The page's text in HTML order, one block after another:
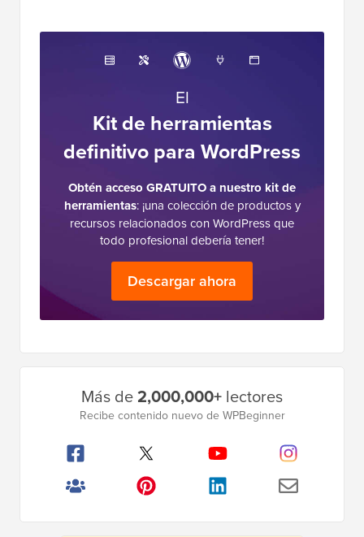
El
Kit de herramientas
definitivo para WordPress
Obtén acceso GRATUITO a nuestro kit de
herramientas: ¡una colección de productos y
recursos relacionados con WordPress que
todo profesional debería tener!
Descargar ahora
Más de2,000,000+ lectores
Recibe contenido nuevo de WPBeginner